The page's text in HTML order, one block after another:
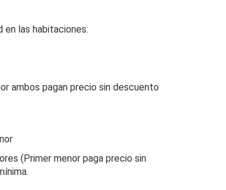
en las habitaciones:
ambos pagan precio sin descuento
(Primer menor paga precio sin